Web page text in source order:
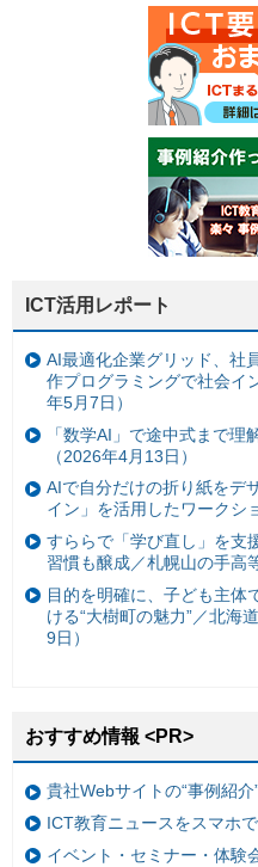
ICT活用レポート
AI最適化企業グリッド、社
作プログラミングで社会イ
年5月7日）
「数学AI」で途中式まで
（2026年4月13日）
AIで自分だけの折り紙をデ
イン」を活用したワークシ
すららで「学び直し」を支
習慣も醸成／札幌山の手高
目的を明確に、子ども主
ける“大樹町の魅力”／北海
9日）
おすすめ情報 <PR>
貴社Webサイトの“事例紹
ICT教育ニュースをスマホ
イベント・セミナー・体験